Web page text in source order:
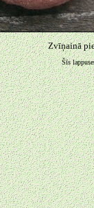
Zvīņainā
Šīs